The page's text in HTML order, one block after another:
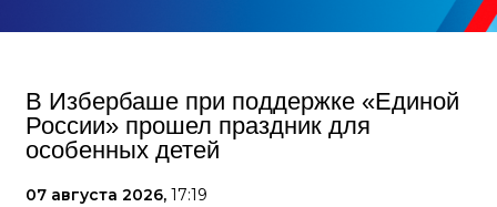
В Избербаше при поддержке «Единой
России» прошел праздник для
особенных детей
07 августа 2026, 17:19